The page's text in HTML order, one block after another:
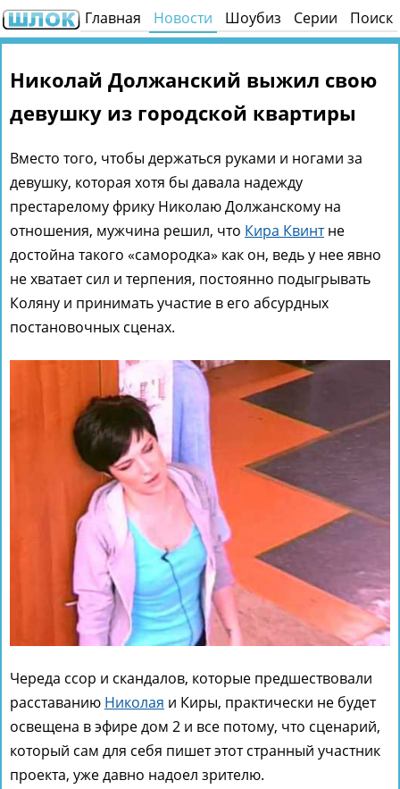
Главная Новости Шоубиз Серии Поиск
Николай Должанский выжил свою
девушку из городской квартиры
Вместо того, чтобы держаться руками и ногами за
девушку, которая хотя бы давала надежду
престарелому фрику Николаю Должанскому на
отношения, мужчина решил, что Кира Квинтне
достойна такого «самородка» как он, ведь у нее явно
не хватает сил и терпения, постоянно подыгрывать
Коляну и принимать участие в его абсурдных
постановочных сценах.
Череда ссор и скандалов, которые предшествовали
расставанию Николая и Киры, практически не будет
освещена в эфире дом 2 и все потому, что сценарий,
который сам для себя пишет этот странный участник
проекта, уже давно надоел зрителю.